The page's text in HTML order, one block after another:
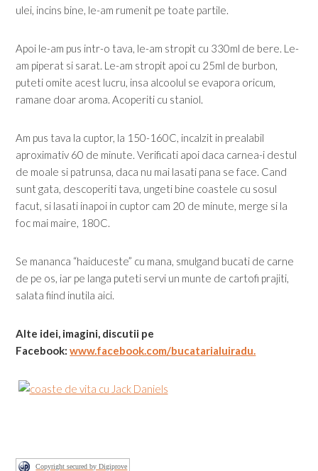
ulei, incins bine, le-am rumenit pe toate partile.
Apoi le-am pus intr-o tava, le-am stropit cu 330ml de bere. Le-
am piperat si sarat. Le-am stropit apoi cu 25ml de burbon,
puteti omite acest lucru, insa alcoolul se evapora oricum,
ramane doar aroma. Acoperiti cu staniol.
Am pus tava la cuptor, la 150-160C, incalzit in prealabil
aproximativ 60 de minute. Verificati apoi daca carnea-i destul
de moale si patrunsa, daca nu mai lasati pana se face. Cand
sunt gata, descoperiti tava, ungeti bine coastele cu sosul
facut, si lasati inapoi in cuptor cam 20 de minute, merge si la
foc mai maire, 180C.
Se mananca “haiduceste” cu mana, smulgand bucati de carne
de pe os, iar pe langa puteti servi un munte de cartofi prajiti,
salata fiind inutila aici.
Alte idei, imagini, discutii pe
Facebook: www.facebook.com/bucatarialuiradu.
Copyright secured by Digiprove